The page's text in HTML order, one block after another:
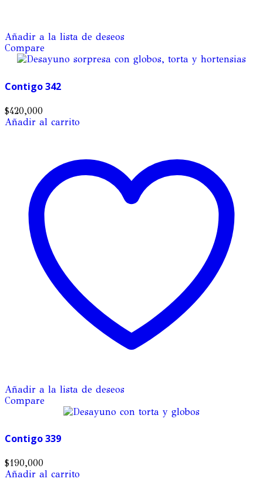
Añadir a la lista de deseos
Compare
Contigo 342
$420,000
Añadir al carrito
Añadir a la lista de deseos
Compare
Contigo 339
$190,000
Añadir al carrito